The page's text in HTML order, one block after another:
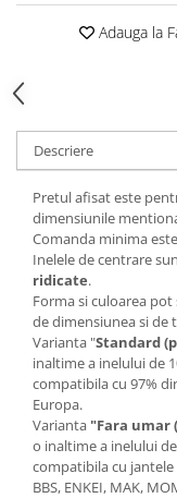
Adauga la
Descriere
Pretul afisat este
dimensiunile
Comanda minima
Inelele de centrare
ridicate.
Forma si culoarea
de dimensiunea si
Varianta "Standard
inaltime a inelului de
compatibila cu 97%
Europa.
Varianta "Fara
o inaltime a inelului
compatibila cu jantele
BBS, ENKEI, MAK,